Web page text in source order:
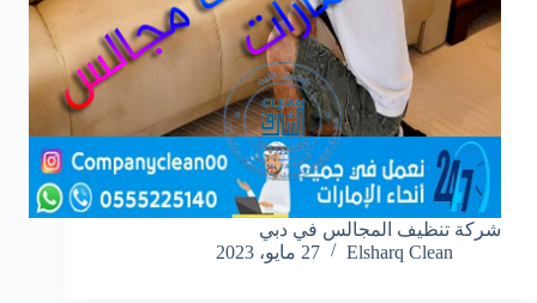
شركة تنظيف المجالس في دبي
Elsharq Clean
27 مايو، 2023